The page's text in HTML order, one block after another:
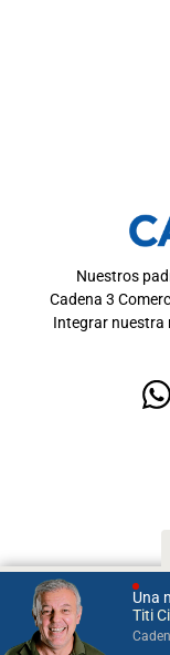
Una
Titi
Nuestros
Cadena 3
Integrar nuestra